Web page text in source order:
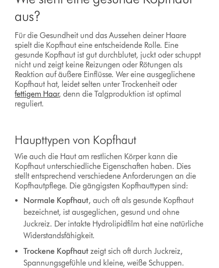
aus?
Für die Gesundheit und das Aussehen deiner Haare
spielt die Kopfhaut eine entscheidende Rolle. Eine
gesunde Kopfhaut ist gut durchblutet, juckt oder schuppt
nicht und zeigt keine Reizungen oder Rötungen als
Reaktion auf äußere Einflüsse. Wer eine ausgeglichene
Kopfhaut hat, leidet selten unter Trockenheit oder
fettigem Haar, denn die Talgproduktion ist optimal
reguliert.
Haupttypen von Kopfhaut
Wie auch die Haut am restlichen Körper kann die
Kopfhaut unterschiedliche Eigenschaften haben. Dies
stellt entsprechend verschiedene Anforderungen an die
Kopfhautpflege. Die gängigsten Kopfhauttypen sind:
Normale Kopfhaut, auch oft als gesunde Kopfhaut
bezeichnet, ist ausgeglichen, gesund und ohne
Juckreiz. Der intakte Hydrolipidfilm hat eine natürliche
Widerstandsfähigkeit.
Trockene Kopfhaut zeigt sich oft durch Juckreiz,
Spannungsgefühle und kleine, weiße Schuppen.